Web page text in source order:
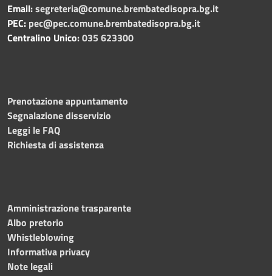
Email:segreteria@comune.brembatedisopra.bg.it
PEC: pec@pec.comune.brembatedisopra.bg.it
Centralino Unico:035 623300
Prenotazione appuntamento
Segnalazione disservizio
Leggi le FAQ
Richiesta di assistenza
Amministrazione trasparente
Albo pretorio
Whistleblowing
Informativa privacy
Note legali